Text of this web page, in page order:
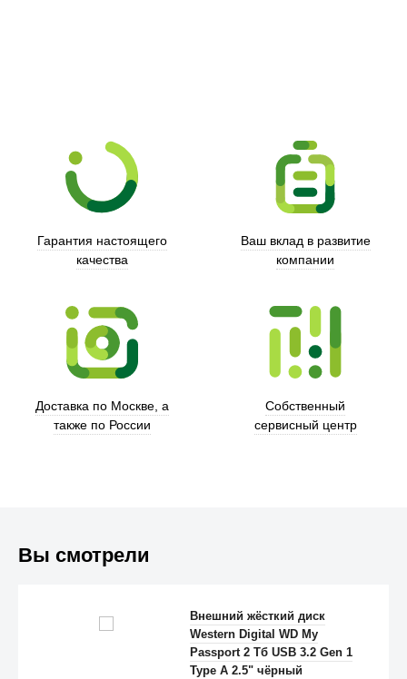
Гарантия настоящего
качества
Ваш вклад в развитие
компании
Доставка по Москве, а
также по России
Собственный
сервисный центр
Вы смотрели
Внешний жёсткий диск
Western Digital WD My
Passport 2 Тб USB 3.2 Gen 1
Type A 2.5" чёрный